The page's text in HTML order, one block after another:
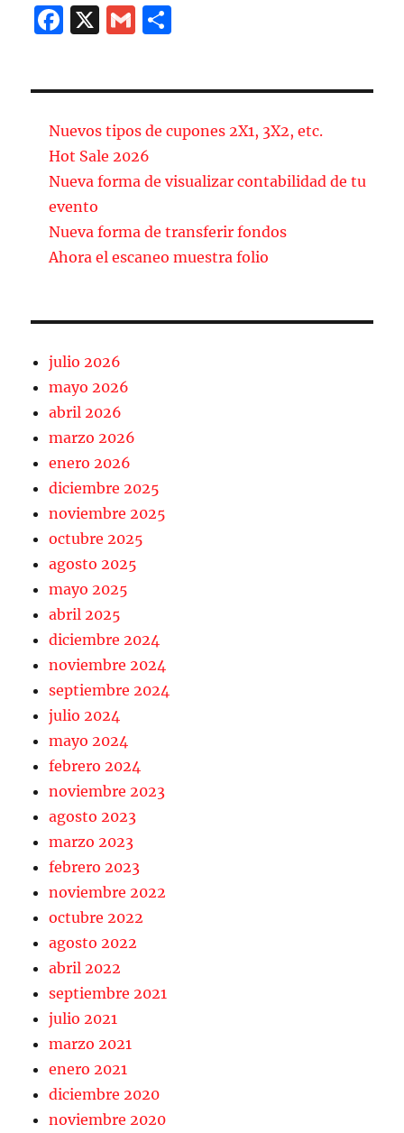
F
b
o
o
k
X
G
a
ir
Nuevos tipos de cupones 2X1, 3X2, etc.
Hot Sale 2026
Nueva forma de visualizar contabilidad de tu
evento
Nueva forma de transferir fondos
Ahora el escaneo muestra folio
julio 2026
mayo 2026
abril 2026
marzo 2026
enero 2026
diciembre 2025
noviembre 2025
octubre 2025
agosto 2025
mayo 2025
abril 2025
diciembre 2024
noviembre 2024
septiembre 2024
julio 2024
mayo 2024
febrero 2024
noviembre 2023
agosto 2023
marzo 2023
febrero 2023
noviembre 2022
octubre 2022
agosto 2022
abril 2022
septiembre 2021
julio 2021
marzo 2021
enero 2021
diciembre 2020
noviembre 2020